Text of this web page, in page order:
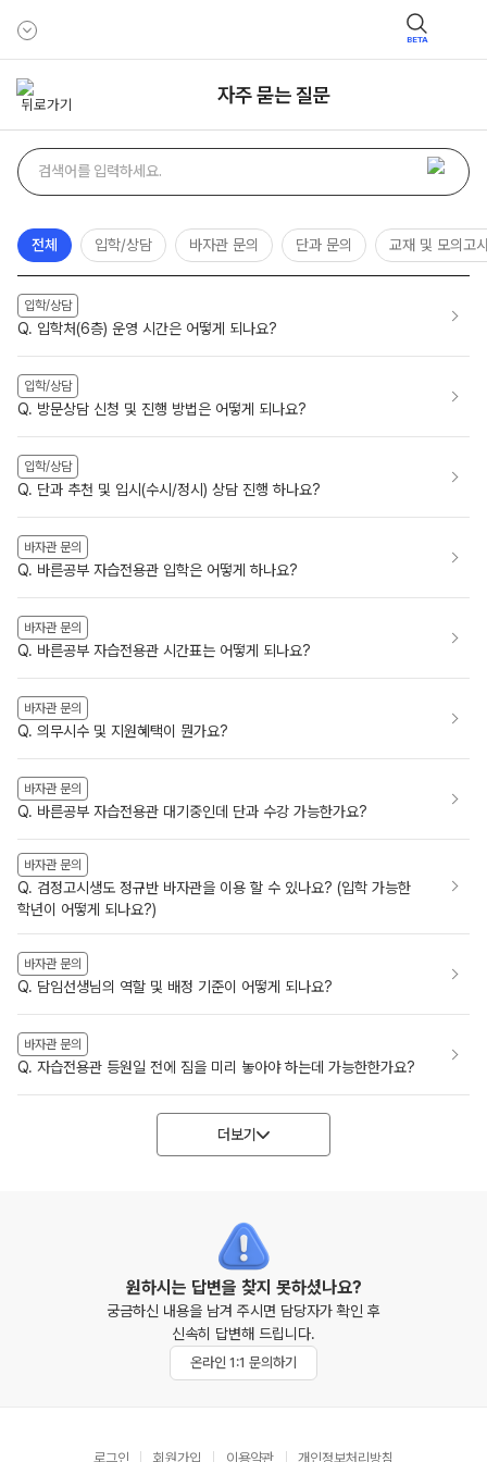
BETA
자주 묻는 질문
자주
묻는
검색
검색어
전체 입학/상담 바자관 문의 단과 문의 교재 및 모의고
입학/상담
Q. 입학처(6층) 운영 시간은 어떻게 되나요?
입학/상담
Q. 방문상담 신청 및 진행 방법은 어떻게 되나요?
입학/상담
Q. 단과 추천 및 입시(수시/정시) 상담 진행 하나요?
바자관 문의
Q. 바른공부 자습전용관 입학은 어떻게 하나요?
바자관 문의
Q. 바른공부 자습전용관 시간표는 어떻게 되나요?
바자관 문의
Q. 의무시수 및 지원혜택이 뭔가요?
바자관 문의
Q. 바른공부 자습전용관 대기중인데 단과 수강 가능한가요?
바자관 문의
Q. 검정고시생도 정규반 바자관을 이용 할 수 있나요? (입학 가능한
학년이 어떻게 되나요?)
바자관 문의
Q. 담임선생님의 역할 및 배정 기준이 어떻게 되나요?
바자관 문의
Q. 자습전용관 등원일 전에 짐을 미리 놓아야 하는데 가능한한가요?
더보기
원하시는 답변을 찾지 못하셨나요?
궁금하신 내용을 남겨 주시면 담당자가 확인 후
신속히 답변해 드립니다.
온라인 1:1 문의하기
로그인 회원가입 이용약관 개인정보처리방침